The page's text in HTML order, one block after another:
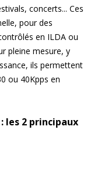
concerts... Ces
pour des
en ILDA ou
pleine mesure, y
ils permettent
ou 40Kpps en
les 2 principaux